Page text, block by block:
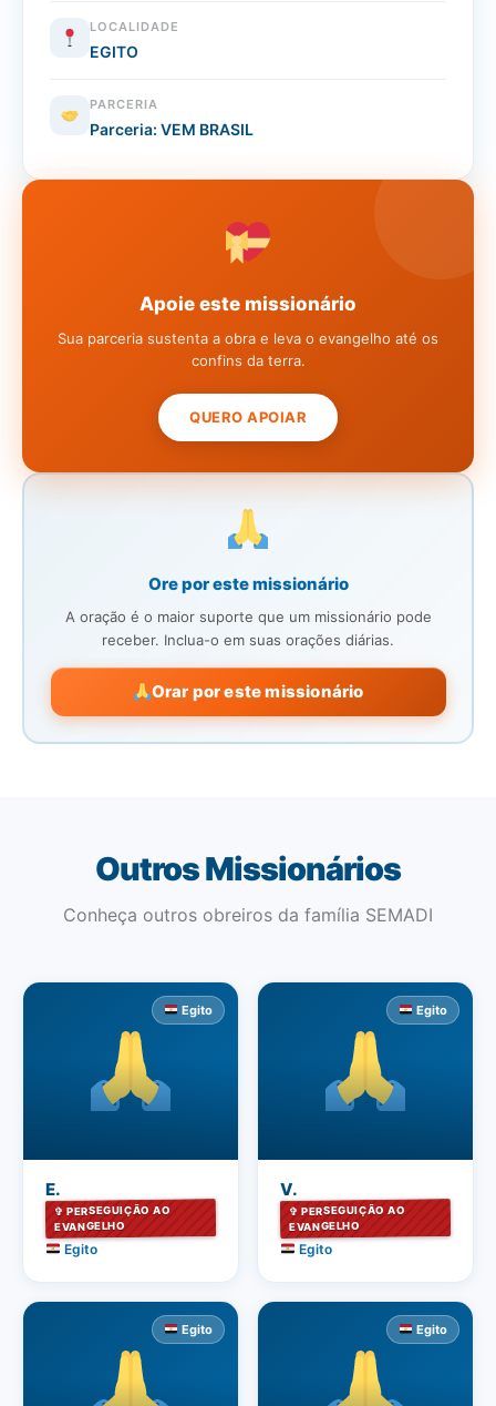
LOCALIDADE
EGITO
PARCERIA
Parceria: VEM BRASIL
Apoie este missionário
Sua parceria sustenta a obra e leva o evangelho até os
confins da terra.
QUERO APOIAR
Ore por este missionário
A oração é o maior suporte que um missionário pode
receber. Inclua-o em suas orações diárias.
Orar por este missionário
Outros Missionários
Conheça outros obreiros da família SEMADI
Egito
E.
✞ PERSEGUIÇÃO AO
EVANGELHO
Egito
Egito
V.
✞ PERSEGUIÇÃO AO
EVANGELHO
Egito
Egito Egito